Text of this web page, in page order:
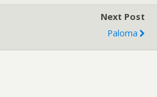
Next Post
Paloma